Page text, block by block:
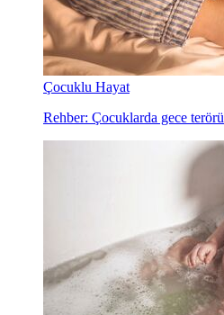
Çocuklu Hayat
Rehber: Çocuklarda gece terörü